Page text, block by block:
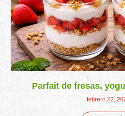
Parfait de fresas,
febrero 22,